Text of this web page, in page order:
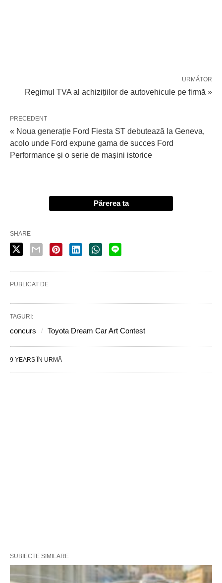
URMĂTOR
Regimul TVA al achizițiilor de autovehicule pe firmă »
PRECEDENT
« Noua generație Ford Fiesta ST debutează la Geneva,
acolo unde Ford expune gama de succes Ford
Performance și o serie de mașini istorice
Părerea ta
SHARE
PUBLICAT DE
TAGURI:
concurs Toyota Dream Car Art Contest
9 YEARS ÎN URMĂ
SUBIECTE SIMILARE